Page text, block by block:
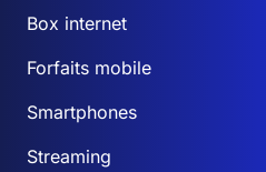
Box internet
Forfaits mobile
Smartphones
Streaming